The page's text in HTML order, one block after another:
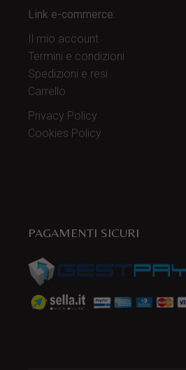
Link e-commerce:
Il mio account
Termini e condizioni
Spedizioni e resi
Carrello
Privacy Policy
Cookies Policy
PAGAMENTI SICURI